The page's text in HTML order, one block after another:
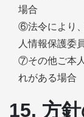
場合
⑥法令により
人情報保護委
⑦その他ご本
れがある場合
15. 方